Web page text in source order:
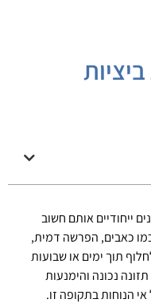
ייחודיים אותם חשוב
כאבים, הפרשה דמית,
תוך ימים או שבועות
נכונה והימנעות
הנוחות בתקופה זו.